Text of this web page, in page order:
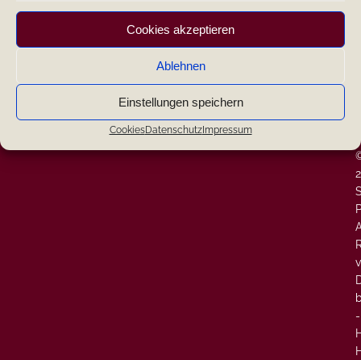
Cookies akzeptieren
Ablehnen
Einstellungen speichern
CookiesDatenschutzImpressum
-